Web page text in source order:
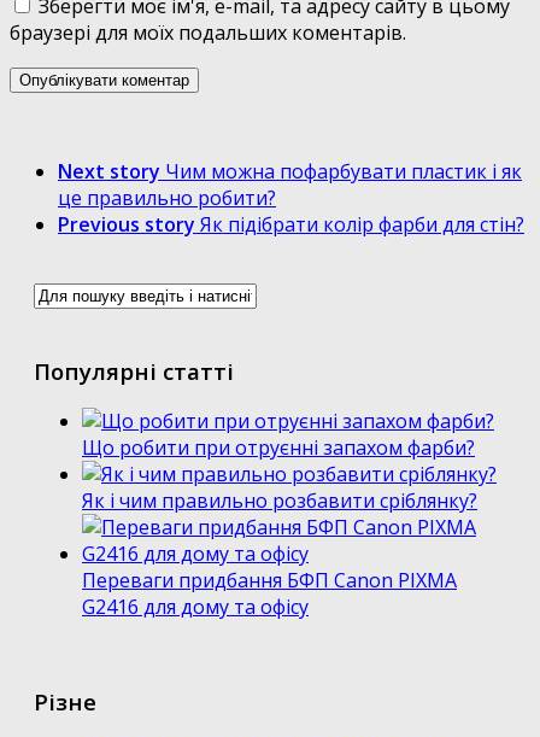
Зберегти моє ім'я, e-mail, та адресу сайту в цьому
браузері для моїх подальших коментарів.
Next story Чим можна пофарбувати пластик і як
це правильно робити?
Previous story Як підібрати колір фарби для стін?
Популярні статті
Що робити при отруєнні запахом фарби?
Як і чим правильно розбавити сріблянку?
Переваги придбання БФП Canon PIXMA
G2416 для дому та офісу
Різне